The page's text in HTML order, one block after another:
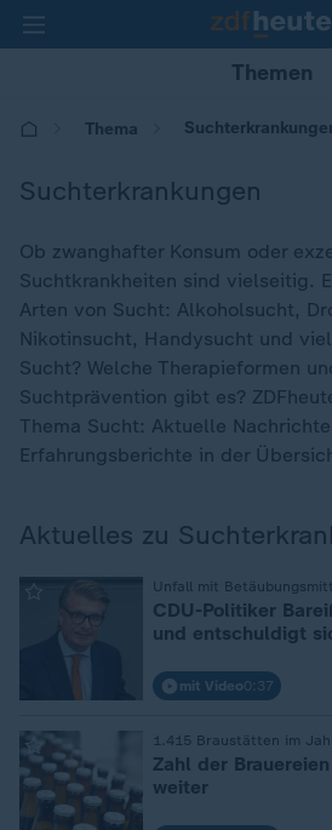
Themen
Thema
Suchterkrankungen
Ob zwanghafter Konsum oder
Suchtkrankheiten sind vielseitig.
Arten von Sucht: Alkoholsucht,
Nikotinsucht, Handysucht und
Sucht? Welche Therapieformen
Suchtprävention gibt es?
Thema Sucht: Aktuelle
Erfahrungsberichte in der
Aktuelles zu
Unfall mit
:
CDU-Politiker
und entschuldigt
mit Video0:37
1.415 Braustätten im
:
Zahl der
weiter